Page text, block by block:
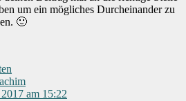
um ein mögliches Durcheinander zu
🙂
am 15:22